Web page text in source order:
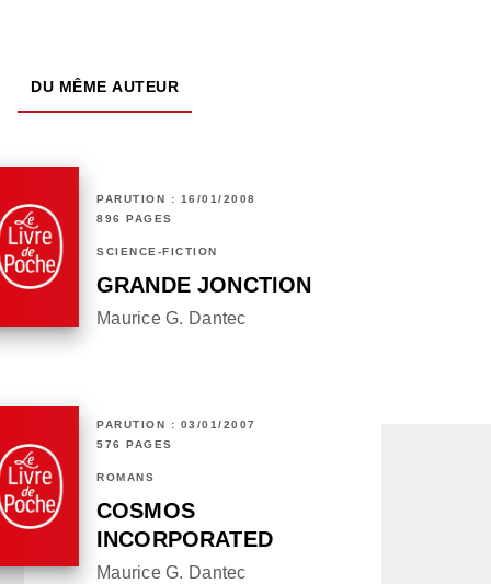
DU MÊME AUTEUR
PARUTION : 16/01/2008
896 PAGES
SCIENCE-FICTION
GRANDE JONCTION
Maurice G. Dantec
PARUTION : 03/01/2007
576 PAGES
ROMANS
COSMOS
INCORPORATED
Maurice G. Dantec